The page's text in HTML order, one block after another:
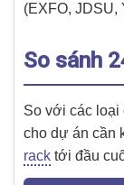
(EXFO, JDSU,
So sánh
So với các loại
cho dự án cần
rack tới đầu